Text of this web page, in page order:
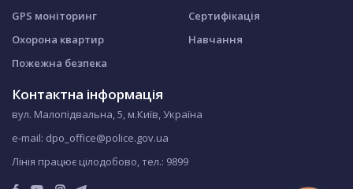
GPS моніторинг
Охорона квартир
Пожежна безпека
Сертифікація
Навчання
Контактна інформація
вул. Малопідвальна, 5, м.Київ, Україна
e-mail: dpo_office@police.gov.ua
Лінія працює цілодобово, тел.: 9899